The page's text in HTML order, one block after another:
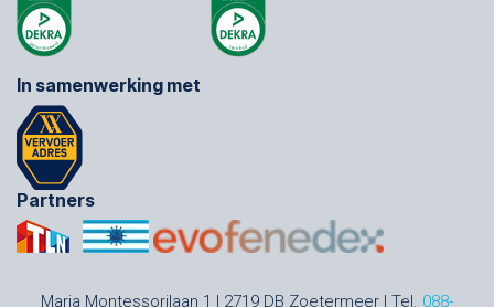
In samenwerking met
Partners
Maria Montessorilaan 1 | 2719 DB Zoetermeer | Tel. 088-